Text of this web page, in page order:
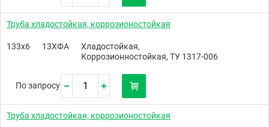
Труба хладостойкая, коррозионостойкая
133х6 13ХФА
Хладостойкая,
Коррозионностойкая, ТУ 1317-006
По запросу
Труба хладостойкая, коррозионостойкая